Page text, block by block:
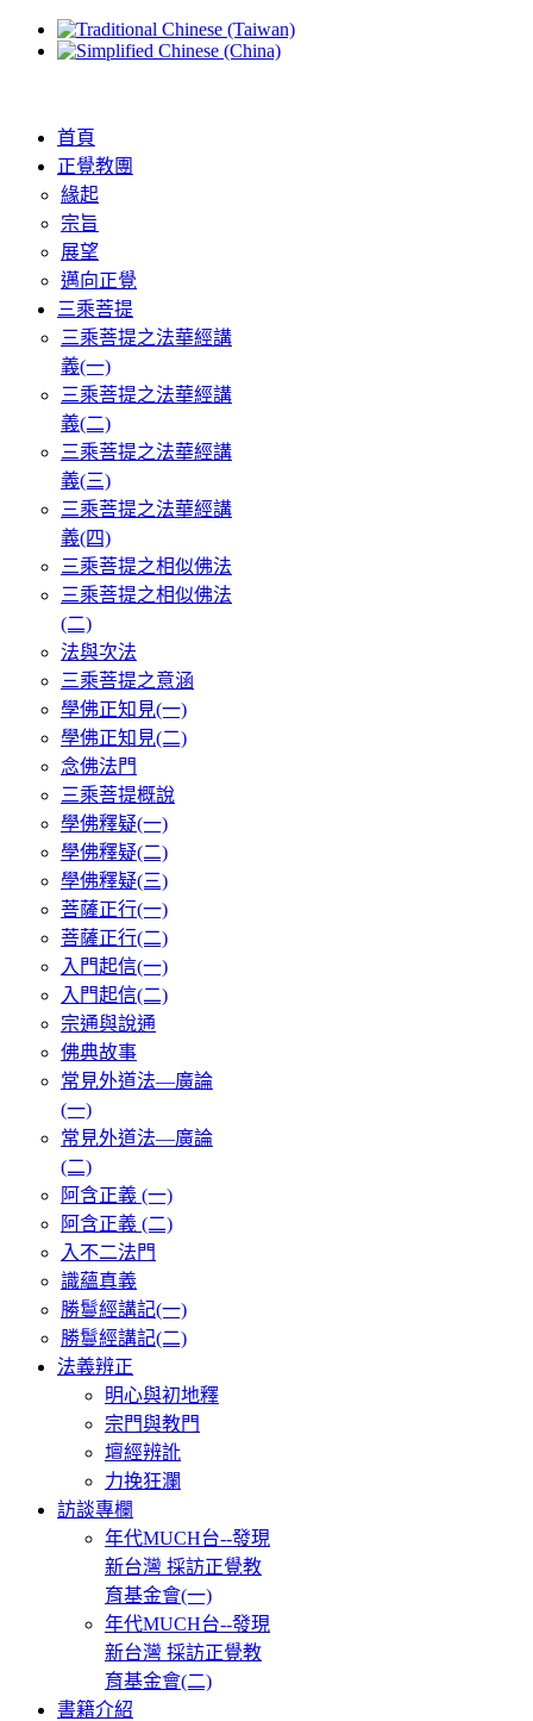
首頁
正覺教團
緣起
宗旨
展望
邁向正覺
三乘菩提
三乘菩提之法華經講
義(一)
三乘菩提之法華經講
義(二)
三乘菩提之法華經講
義(三)
三乘菩提之法華經講
義(四)
三乘菩提之相似佛法
三乘菩提之相似佛法
(二)
法與次法
三乘菩提之意涵
學佛正知見(一)
學佛正知見(二)
念佛法門
三乘菩提概說
學佛釋疑(一)
學佛釋疑(二)
學佛釋疑(三)
菩薩正行(一)
菩薩正行(二)
入門起信(一)
入門起信(二)
宗通與說通
佛典故事
常見外道法—廣論
(一)
常見外道法—廣論
(二)
阿含正義 (一)
阿含正義 (二)
入不二法門
識蘊真義
勝鬘經講記(一)
勝鬘經講記(二)
法義辨正
明心與初地釋
宗門與教門
壇經辨訛
力挽狂瀾
訪談專欄
年代MUCH台--發現
新台灣 採訪正覺教
育基金會(一)
年代MUCH台--發現
新台灣 採訪正覺教
育基金會(二)
書籍介紹